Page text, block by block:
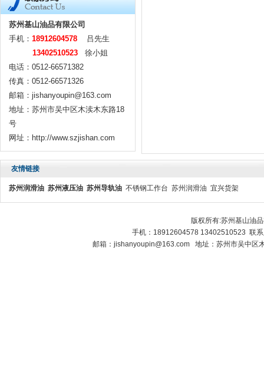
苏州基山油品有限公司
手机： 18912604578
吕先生
13402510523 徐小姐
电话：0512-66571382
传真：0512-66571326
邮箱：jishanyoupin@163.com
地址：苏州市吴中区木渎木东路18
号
网址：http://www.szjishan.com
友情链接
苏州润滑油 苏州液压油 苏州导轨油 不锈钢工作台 苏州润滑油 宜兴货架
版权所有:苏州基山油
手机：18912604578 13402510523 联
邮箱：jishanyoupin@163.com 地址：苏州市吴中区